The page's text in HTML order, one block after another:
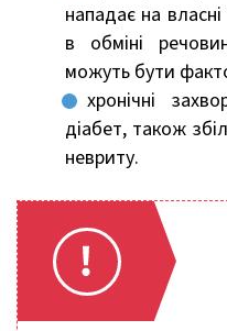
нападає на
в обміні
можуть бути
хронічні
діабет, також
невриту.